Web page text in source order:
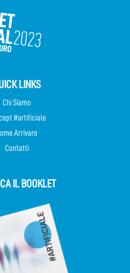
LINKS
Chi Siamo
#artificiale
Arrivare
Contatti
IL BOOKLET